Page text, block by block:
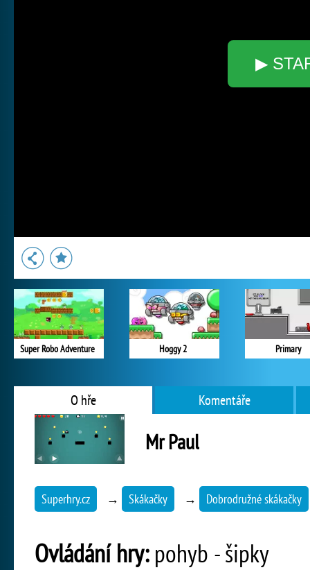
▶
Super Robo Adventure Hoggy 2 Primary
O hře Komentáře
Mr Paul
Superhry.cz → Skákačky → Dobrodružné skákačky
Ovládání hry:pohyb - šipky